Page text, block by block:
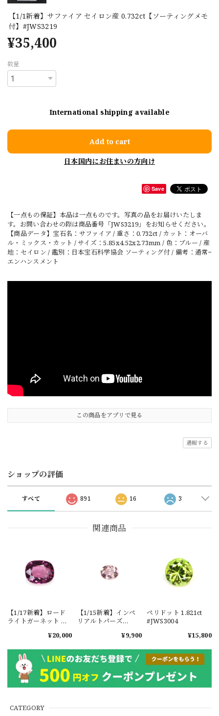
CATEGORY
【1/1新着】サファイア セイロン産 0.732ct【ソーティングメモ
付】#JWS3219
¥35,400
数量
International shipping available
Add to cart
日本国内にお住まいの方向け
Save
【一点もの保証】本品は一点ものです。写真の品をお届けいたしま
す。お問い合わせの際は商品番号「JWS3219」をお知らせください。
【商品データ】宝石名：サファイア / 重さ：0.732ct / カット：オーバ
ル・ミックス・カット / サイズ：5.85x4.52x2.73mm / 色：ブルー / 産
地：セイロン / 鑑別：日本宝石科学協会 ソーティング付 / 備考：通常ｰ
エンハンスメント
この商品をアプリで見る
通報する
ショップの評価
すべて 891 16 3
関連商品
【1/17新着】ロード
ライトガーネット タ
1.601ct【ソーティン
¥20,000
【1/15新着】インペ
リアルトパーズ
¥9,900
ペリドット 1.821ct
#JWS3004
¥15,800